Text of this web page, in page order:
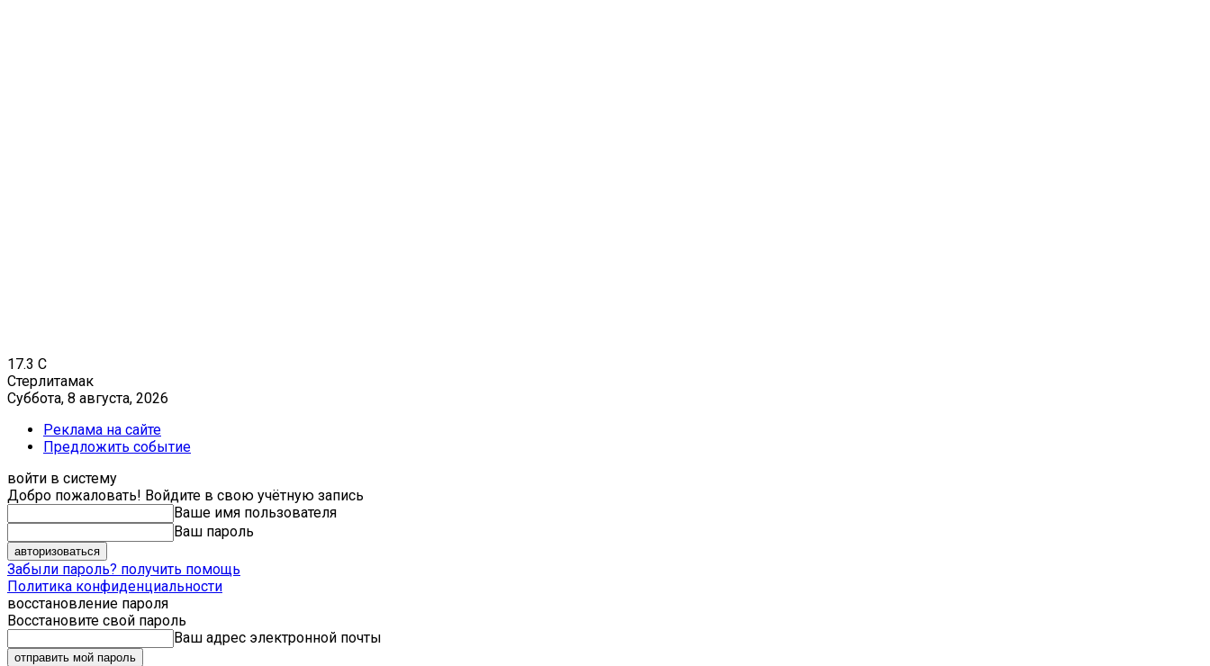
17.3 C
Стерлитамак
Суббота, 8 августа, 2026
Реклама на сайте
Предложить событие
войти в систему
Добро пожаловать! Войдите в свою учётную запись
Ваше имя пользователя
Ваш пароль
Забыли пароль? получить помощь
Политика конфиденциальности
восстановление пароля
Восстановите свой пароль
Ваш адрес электронной почты